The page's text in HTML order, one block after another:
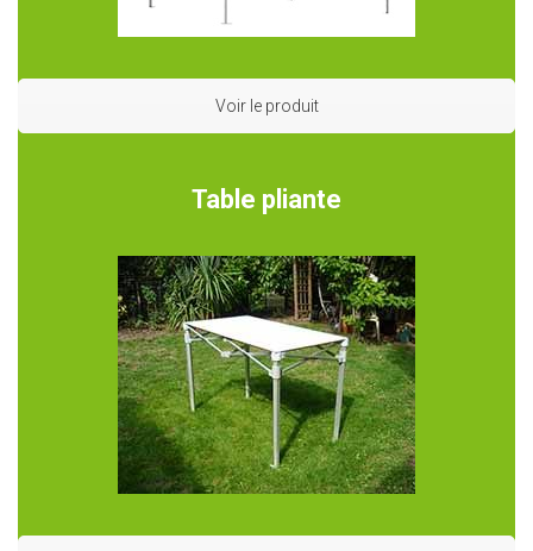
Voir le produit
Table pliante